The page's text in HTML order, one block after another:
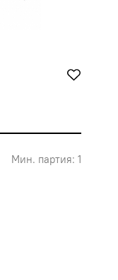
Мин. партия: 1